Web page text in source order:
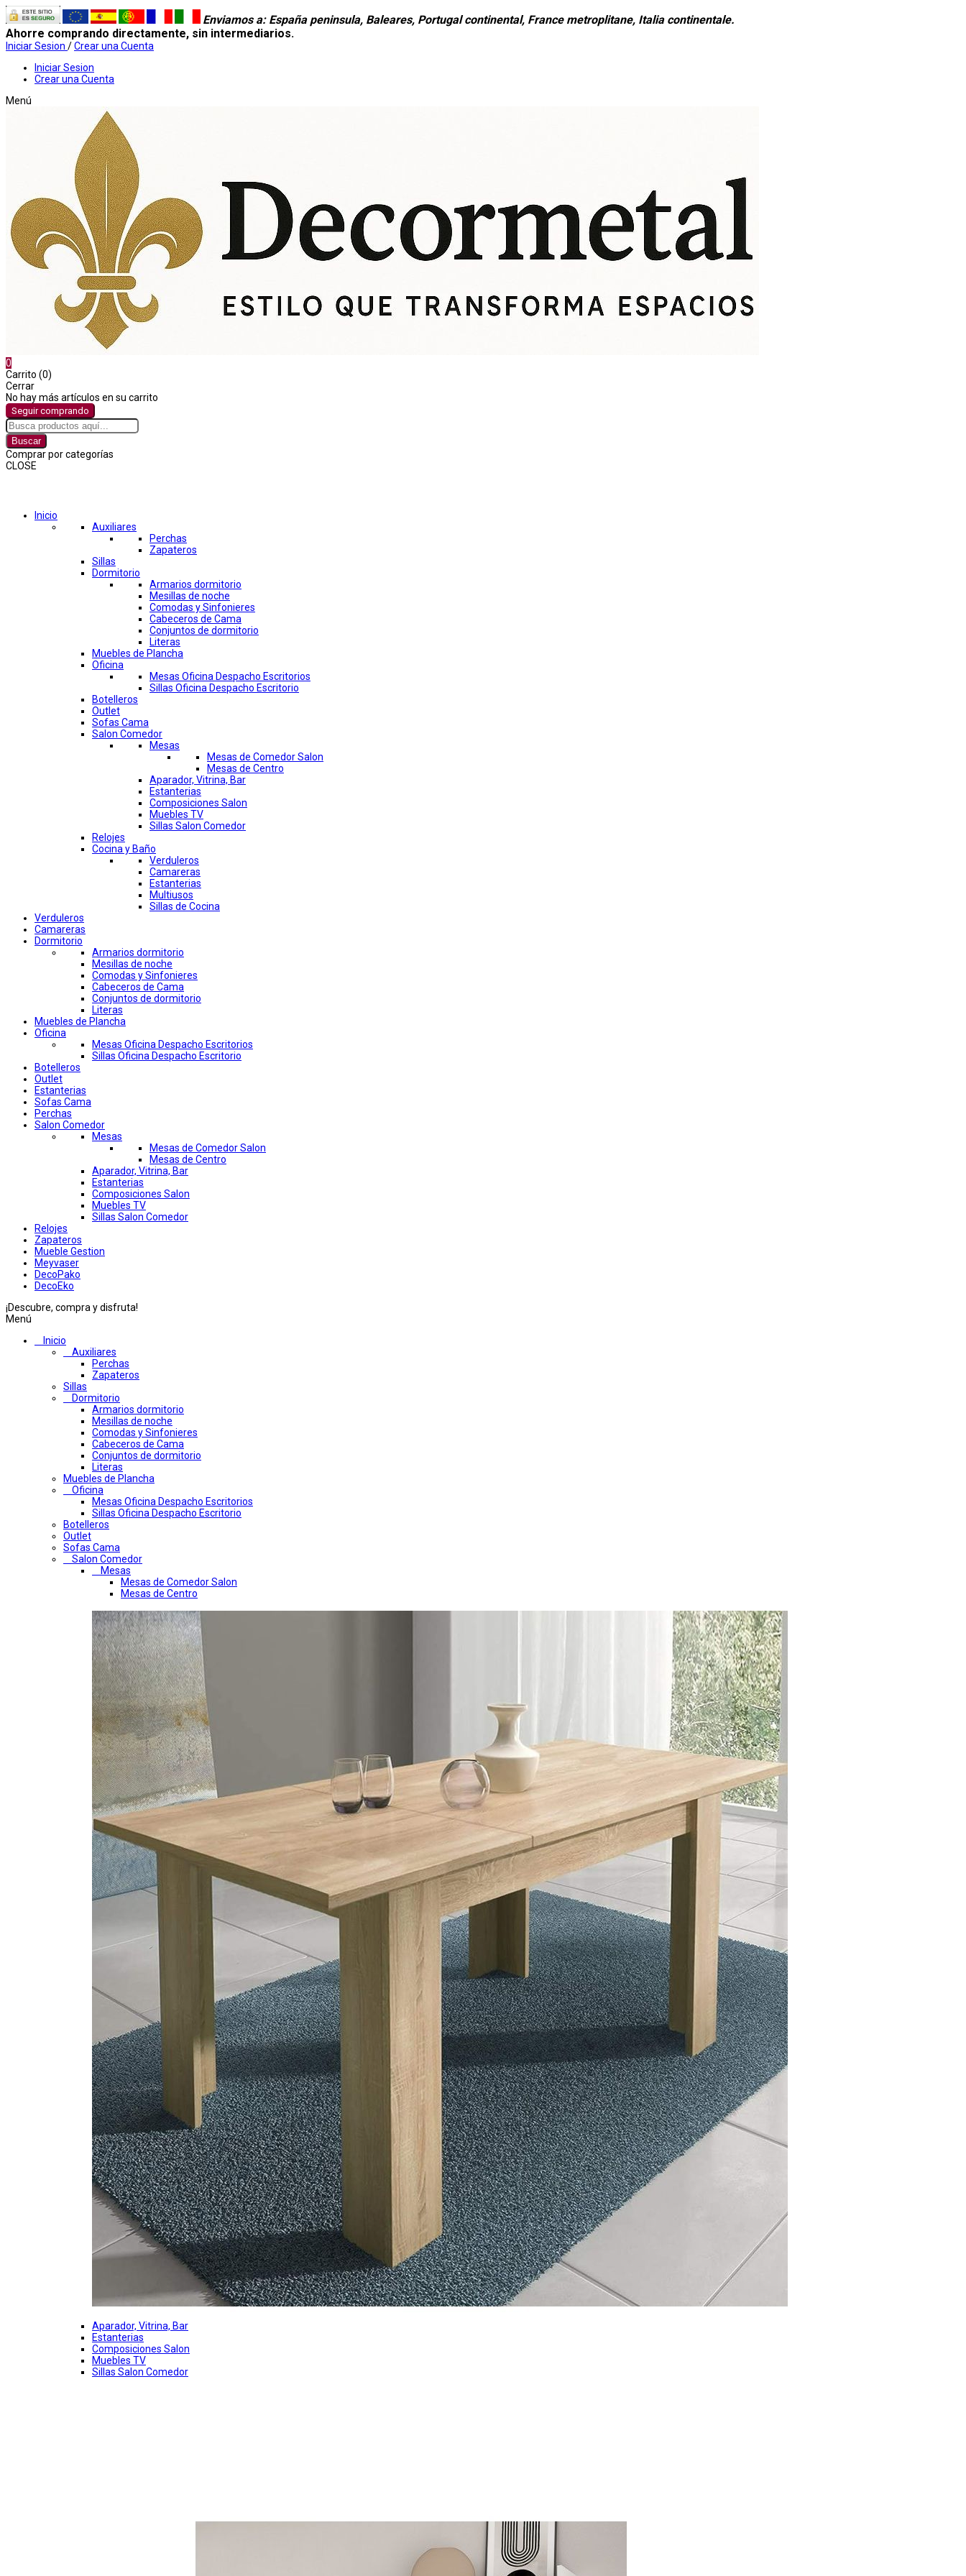
Enviamos a: España peninsula, Baleares, Portugal continental, France metroplitane, Italia continentale.
Ahorre comprando directamente, sin intermediarios.
Iniciar Sesion /Crear una Cuenta
Iniciar Sesion
Crear una Cuenta
Menú
0
Carrito (0)
Cerrar
No hay más artículos en su carrito
Seguir comprando
Buscar
Comprar por categorías
CLOSE
Inicio
Auxiliares
Perchas
Zapateros
Sillas
Dormitorio
Armarios dormitorio
Mesillas de noche
Comodas y Sinfonieres
Cabeceros de Cama
Conjuntos de dormitorio
Literas
Muebles de Plancha
Oficina
Mesas Oficina Despacho Escritorios
Sillas Oficina Despacho Escritorio
Botelleros
Outlet
Sofas Cama
Salon Comedor
Mesas
Mesas de Comedor Salon
Mesas de Centro
Aparador, Vitrina, Bar
Estanterias
Composiciones Salon
Muebles TV
Sillas Salon Comedor
Relojes
Cocina y Baño
Verduleros
Camareras
Estanterias
Multiusos
Sillas de Cocina
Verduleros
Camareras
Dormitorio
Armarios dormitorio
Mesillas de noche
Comodas y Sinfonieres
Cabeceros de Cama
Conjuntos de dormitorio
Literas
Muebles de Plancha
Oficina
Mesas Oficina Despacho Escritorios
Sillas Oficina Despacho Escritorio
Botelleros
Outlet
Estanterias
Sofas Cama
Perchas
Salon Comedor
Mesas
Mesas de Comedor Salon
Mesas de Centro
Aparador, Vitrina, Bar
Estanterias
Composiciones Salon
Muebles TV
Sillas Salon Comedor
Relojes
Zapateros
Mueble Gestion
Meyvaser
DecoPako
DecoEko
¡Descubre, compra y disfruta!
Menú
Inicio
Auxiliares
Perchas
Zapateros
Sillas
Dormitorio
Armarios dormitorio
Mesillas de noche
Comodas y Sinfonieres
Cabeceros de Cama
Conjuntos de dormitorio
Literas
Muebles de Plancha
Oficina
Mesas Oficina Despacho Escritorios
Sillas Oficina Despacho Escritorio
Botelleros
Outlet
Sofas Cama
Salon Comedor
Mesas
Mesas de Comedor Salon
Mesas de Centro
Aparador, Vitrina, Bar
Estanterias
Composiciones Salon
Muebles TV
Sillas Salon Comedor